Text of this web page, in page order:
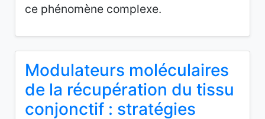
ce phénomène complexe.
Modulateurs moléculaires
de la récupération du tissu
conjonctif : stratégies